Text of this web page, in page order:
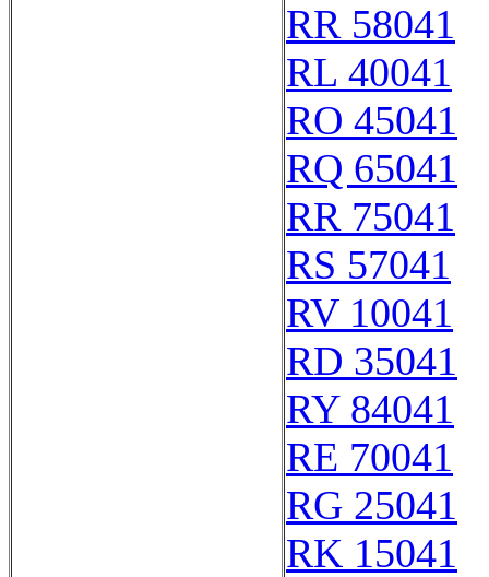
RR 58041
RL 40041
RO 45041
RQ 65041
RR 75041
RS 57041
RV 10041
RD 35041
RY 84041
RE 70041
RG 25041
RK 15041